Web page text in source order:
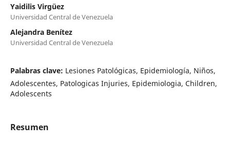
Yaidilis Virgüez
Universidad Central de Venezuela
Alejandra Benítez
Universidad Central de Venezuela
Palabras clave: Lesiones Patológicas, Epidemiología, Niños,
Adolescentes, Patologicas Injuries, Epidemiologia, Children,
Adolescents
Resumen